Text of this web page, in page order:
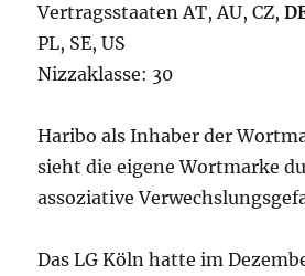
Vertragsstaaten AT, AU, CZ,
PL, SE, US
Nizzaklasse: 30
Haribo als Inhaber der
sieht die eigene Wortmarke
assoziative
Das LG Köln hatte im